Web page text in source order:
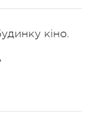
кіно.